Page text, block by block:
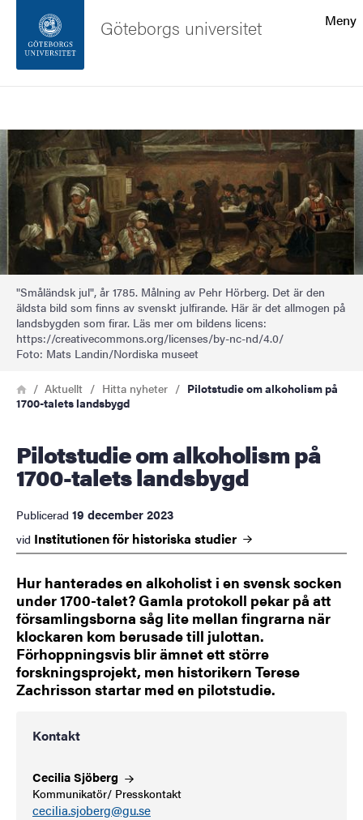
Sidfoten
Om webbplatsen
Meny
Göteborgs universitet
Bild
"Småländsk jul", år 1785. Målning av Pehr Hörberg. Det är den
äldsta bild som finns av svenskt julfirande. Här är det allmogen på
landsbygden som firar. Läs mer om bildens licens:
https://creativecommons.org/licenses/by-nc-nd/4.0/
Foto: Mats Landin/Nordiska museet
Länkstig
HemAktuellt Hitta nyheter
Pilotstudie om alkoholism på
1700-talets landsbygd
Pilotstudie om alkoholism på
1700-talets landsbygd
Publicerad 19 december 2023
vid Institutionen för historiska studier
Hur hanterades en alkoholist i en svensk socken
under 1700-talet? Gamla protokoll pekar på att
församlingsborna såg lite mellan fingrarna när
klockaren kom berusade till julottan.
Förhoppningsvis blir ämnet ett större
forskningsprojekt, men historikern Terese
Zachrisson startar med en pilotstudie.
Kontakt
CeciliaSjöberg
Kommunikatör/ Presskontakt
cecilia.sjoberg@gu.se